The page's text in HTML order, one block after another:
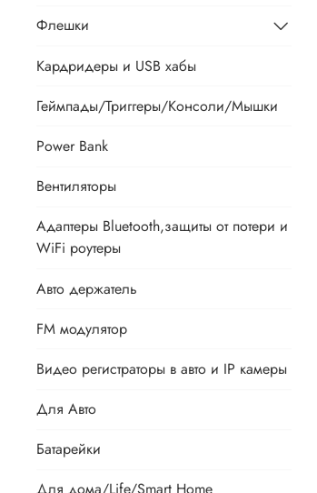
Флешки
Кардридеры и USB хабы
Геймпады/Триггеры/Консоли/Мышки
Power Bank
Вентиляторы
Адаптеры Bluetooth,защиты от потери и
WiFi роутеры
Авто держатель
FM модулятор
Видео регистраторы в авто и IP камеры
Для Авто
Батарейки